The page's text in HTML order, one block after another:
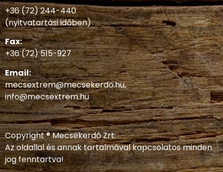
+36 (72) 244-440
(nyitvatartási időben)
Fax:
+36 (72) 515-927
Email:
mecsextrem@mecsekerdo.hu,
info@mecsextrem.hu
Copyright ® Mecsekerdő Zrt.
Az oldallal és annak tartalmával kapcsolatos minden
jog fenntartva!